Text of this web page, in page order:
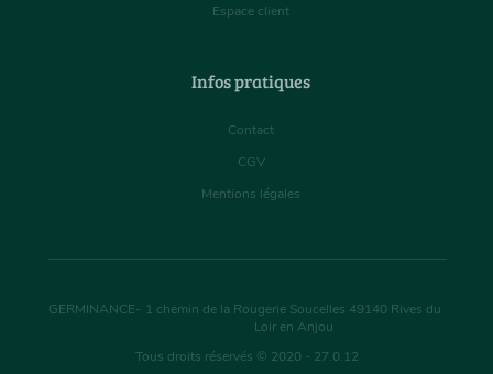
Espace client
Infos pratiques
Contact
CGV
Mentions légales
GERMINANCE- 1 chemin de la Rougerie Soucelles 49140 Rives du
Loir en Anjou
Tous droits réservés © 2020 - 27.0.12